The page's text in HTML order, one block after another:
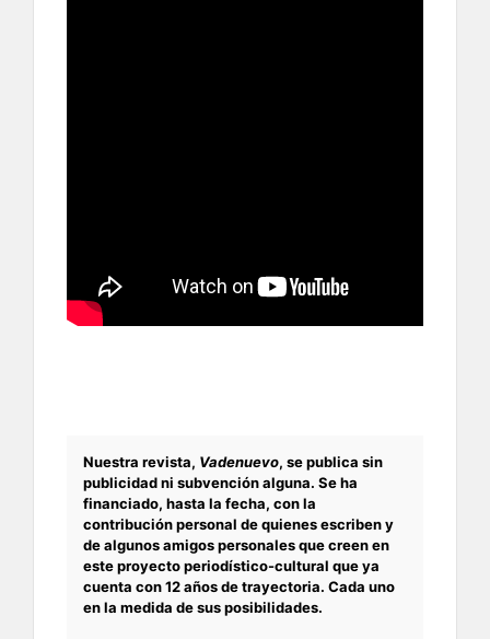
Nuestra revista, Vadenuevo, se publica sin
publicidad ni subvención alguna. Se ha
financiado, hasta la fecha, con la
contribución personal de quienes escriben y
de algunos amigos personales que creen en
este proyecto periodístico-cultural que ya
cuenta con 12 años de trayectoria. Cada uno
en la medida de sus posibilidades.